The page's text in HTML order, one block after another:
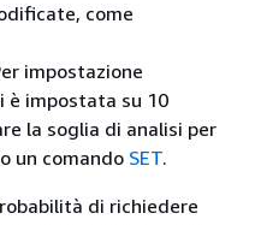
come
impostazione
è impostata su 10
la soglia di analisi per
un comando SET.
di richiedere